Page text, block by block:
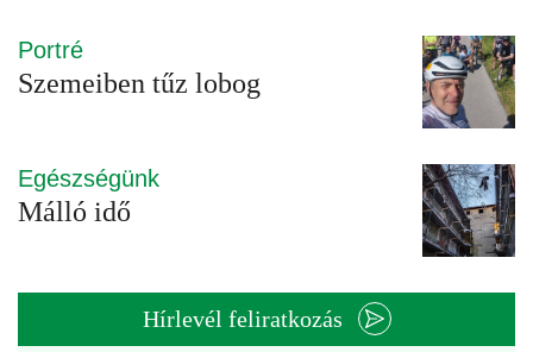
Portré
Szemeiben tűz lobog
Egészségünk
Málló idő
Hírlevél feliratkozás